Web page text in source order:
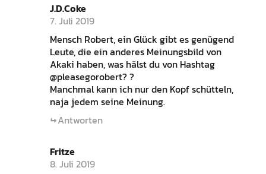
J.D.Coke
7. Juli 2019
Mensch Robert, ein Glück gibt es genügend
Leute, die ein anderes Meinungsbild von
Akaki haben, was hälst du von Hashtag
@pleasegorobert? ?
Manchmal kann ich nur den Kopf schütteln,
naja jedem seine Meinung.
Antworten
Fritze
8. Juli 2019